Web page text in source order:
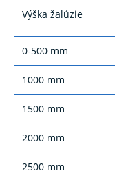
Výška žalúzie
0-500 mm
1000 mm
1500 mm
2000 mm
2500 mm